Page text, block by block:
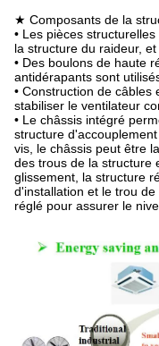
★ Composants de la
• Les pièces
la structure du raideur,
• Des boulons de haute
antidérapants sont
• Construction de
stabiliser le ventilateur
• Le châssis intégré
structure
vis, le châssis peut être
des trous de la structure
glissement, la structure
d'installation et le trou
réglé pour assurer le